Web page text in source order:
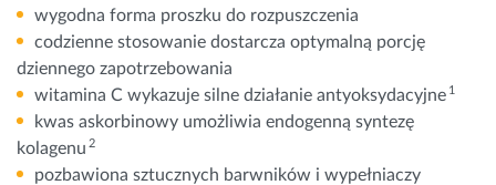
wygodna forma proszku do rozpuszczenia
codzienne stosowanie dostarcza optymalną porcję
dziennego zapotrzebowania
witamina C wykazuje silne działanie antyoksydacyjne1
kwas askorbinowy umożliwia endogenną syntezę
kolagenu2
pozbawiona sztucznych barwników i wypełniaczy